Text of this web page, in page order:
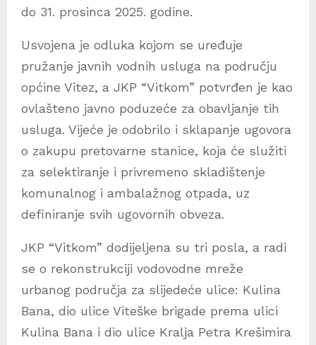
do 31. prosinca 2025. godine.
Usvojena je odluka kojom se uređuje
pružanje javnih vodnih usluga na području
općine Vitez, a JKP “Vitkom” potvrđen je kao
ovlašteno javno poduzeće za obavljanje tih
usluga. Vijeće je odobrilo i sklapanje ugovora
o zakupu pretovarne stanice, koja će služiti
za selektiranje i privremeno skladištenje
komunalnog i ambalažnog otpada, uz
definiranje svih ugovornih obveza.
JKP “Vitkom” dodijeljena su tri posla, a radi
se o rekonstrukciji vodovodne mreže
urbanog područja za slijedeće ulice: Kulina
Bana, dio ulice Viteške brigade prema ulici
Kulina Bana i dio ulice Kralja Petra Krešimira